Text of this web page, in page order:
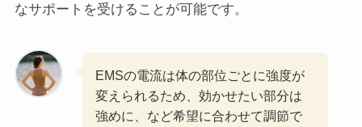
なサポートを受けることが可能です。
EMSの電流は体の部位ごとに強度が
変えられるため、効かせたい部分は
強めに、など希望に合わせて調節で